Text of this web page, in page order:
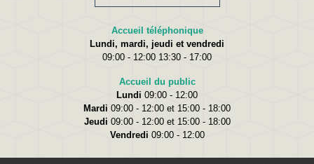
Accueil téléphonique
Lundi, mardi, jeudi et vendredi
09:00 - 12:00 13:30 - 17:00
Accueil du public
Lundi 09:00 - 12:00
Mardi 09:00 - 12:00 et 15:00 - 18:00
Jeudi 09:00 - 12:00 et 15:00 - 18:00
Vendredi 09:00 - 12:00